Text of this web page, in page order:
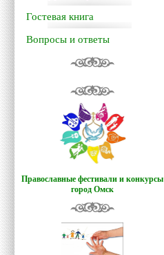
Гостевая книга
Вопросы и ответы
Православные фестивали и конкурсы
город Омск